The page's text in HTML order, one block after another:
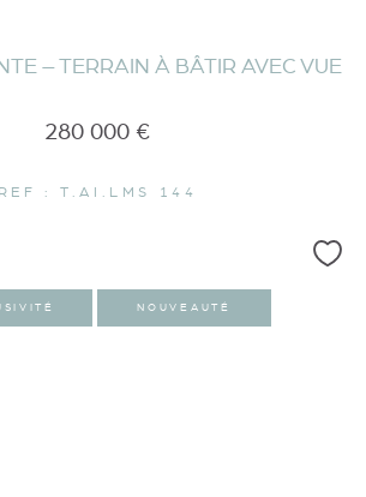
– TERRAIN À BÂTIR AVEC VUE
280 000 €
REF : T.AI.LMS 144
NOUVEAUTÉ